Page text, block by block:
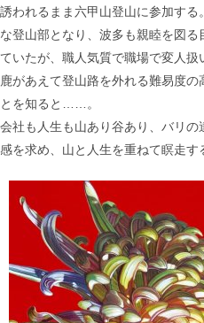
誘われるまま六甲山登山に参加す
な登山部となり、波多も親睦を図
ていたが、職人気質で職場で変人
鹿があえて登山路を外れる難易度
とを知ると……。
会社も人生も山あり谷あり、バリ
感を求め、山と人生を重ねて瞑走す